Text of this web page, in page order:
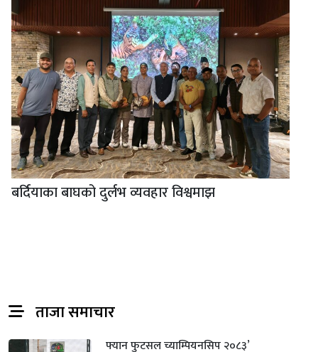
बर्दियाका बाघको दुर्लभ व्यवहार विश्वमाझ
ताजा समाचार
फ्यान फुटसल च्याम्पियनसिप २०८३’